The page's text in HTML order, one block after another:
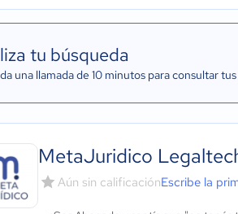
tu búsqueda
una llamada de 10 minutos para consultar
MetaJuridico
Aún sin calificaciónEscribe la